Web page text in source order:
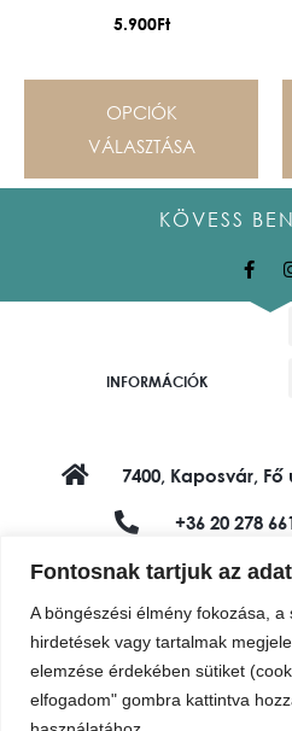
Fontosnak tartjuk az
A böngészési élmény fokozása, a
hirdetések vagy tartalmak
elemzése érdekében sütiket
elfogadom" gombra kattintva
5.900Ft
OPCIÓK
VÁLASZTÁSA
KÖVESS
INFORMÁCIÓK
7400, Kaposvár, Fő
+36 20 278